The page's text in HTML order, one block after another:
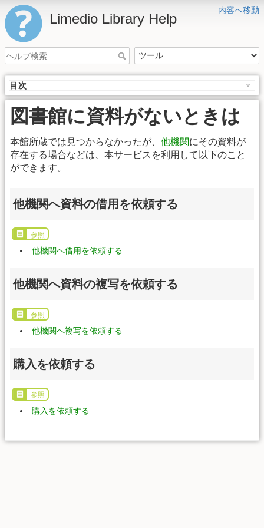
内容へ移動
Limedio Library Help
目次
図書館に資料がないときは
本館所蔵では見つからなかったが、 他機関にその資料が
存在する場合などは、本サービスを利用して以下のこと
ができます。
他機関へ資料の借用を依頼する
参照
他機関へ借用を依頼する
他機関へ資料の複写を依頼する
参照
他機関へ複写を依頼する
購入を依頼する
参照
購入を依頼する